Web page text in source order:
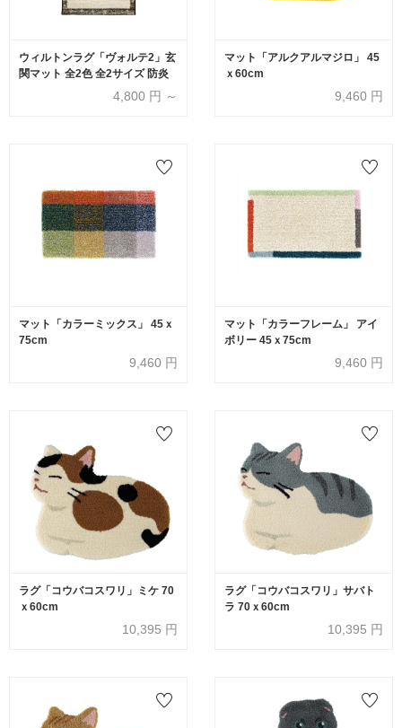
ウィルトンラグ「ヴォルテ2」玄
関マット 全2色 全2サイズ 防炎
4,800 円 ～
マット「アルクアルマジロ」 45
ｘ60cm
9,460 円
マット「カラーミックス」 45ｘ
75cm
9,460 円
マット「カラーフレーム」 アイ
ボリー 45ｘ75cm
9,460 円
ラグ「コウバコスワリ」ミケ 70
ｘ60cm
10,395 円
ラグ「コウバコスワリ」サバト
ラ 70ｘ60cm
10,395 円